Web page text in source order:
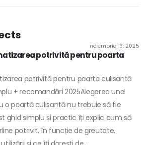
noiembrie 13, 2025
potrivită pentru poarta
potrivită pentru poarta culisantă
+ recomandări 2025Alegerea unei
o poartă culisantă nu trebuie să fie
ghid simplu și practic îți explic cum să
potrivit, în funcție de greutate,